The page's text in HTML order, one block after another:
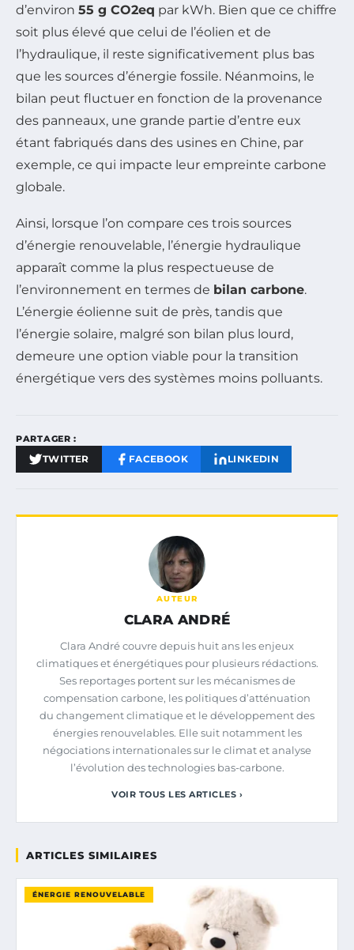
d’environ 55 g CO2eq par kWh. Bien que ce chiffre
soit plus élevé que celui de l’éolien et de
l’hydraulique, il reste significativement plus bas
que les sources d’énergie fossile. Néanmoins, le
bilan peut fluctuer en fonction de la provenance
des panneaux, une grande partie d’entre eux
étant fabriqués dans des usines en Chine, par
exemple, ce qui impacte leur empreinte carbone
globale.
Ainsi, lorsque l’on compare ces trois sources
d’énergie renouvelable, l’énergie hydraulique
apparaît comme la plus respectueuse de
l’environnement en termes de bilan carbone.
L’énergie éolienne suit de près, tandis que
l’énergie solaire, malgré son bilan plus lourd,
demeure une option viable pour la transition
énergétique vers des systèmes moins polluants.
PARTAGER :
TWITTER FACEBOOK LINKEDIN
AUTEUR
CLARA ANDRÉ
Clara André couvre depuis huit ans les enjeux
climatiques et énergétiques pour plusieurs rédactions.
Ses reportages portent sur les mécanismes de
compensation carbone, les politiques d’atténuation
du changement climatique et le développement des
énergies renouvelables. Elle suit notamment les
négociations internationales sur le climat et analyse
l’évolution des technologies bas-carbone.
VOIR TOUS LES ARTICLES ›
ARTICLES SIMILAIRES
ÉNERGIE RENOUVELABLE